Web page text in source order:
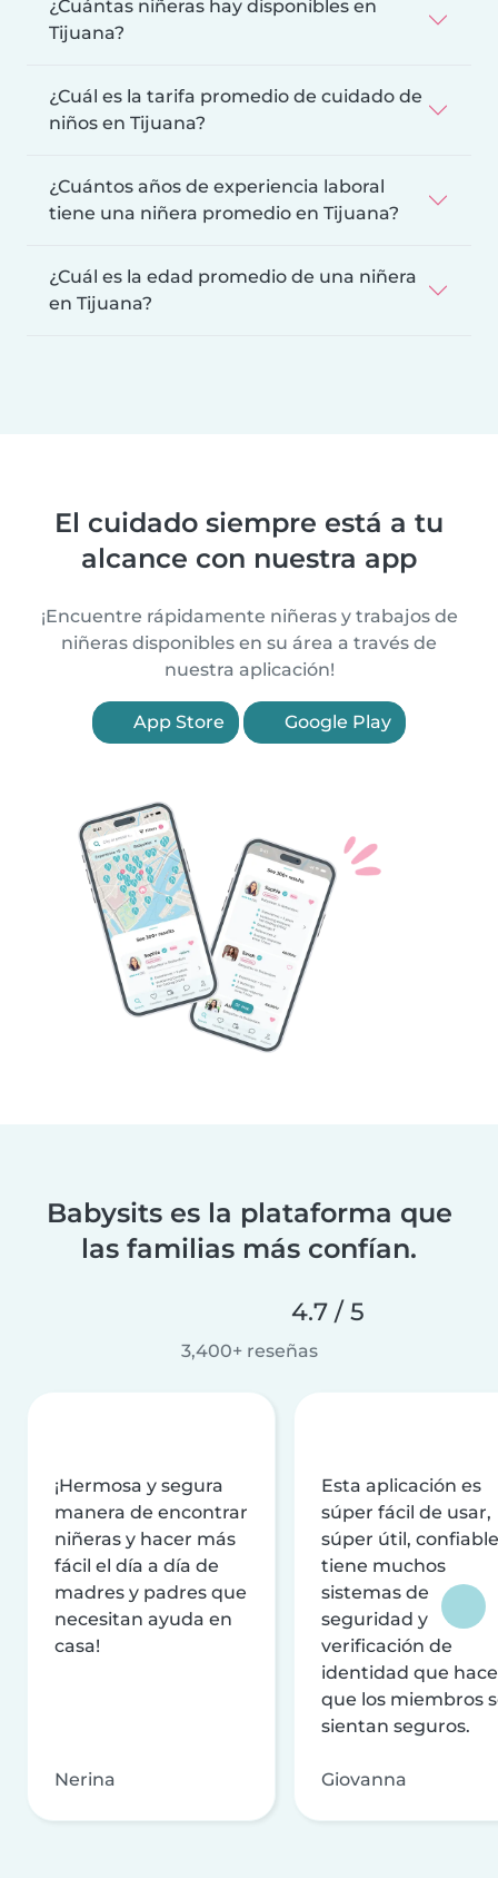
¿Cuántas niñeras hay disponibles en
Tijuana?
¿Cuál es la tarifa promedio de cuidado de
niños en Tijuana?
¿Cuántos años de experiencia laboral
tiene una niñera promedio en Tijuana?
¿Cuál es la edad promedio de una niñera
en Tijuana?
El cuidado siempre está a tu
alcance con nuestra app
¡Encuentre rápidamente niñeras y trabajos de
niñeras disponibles en su área a través de
nuestra aplicación!
App Store Google Play
Babysits es la plataforma que
las familias más confían.
4.7 / 5
3,400+ reseñas
¡Hermosa y segura
manera de encontrar
niñeras y hacer más
fácil el día a día de
madres y padres que
necesitan ayuda en
casa!
Nerina
Esta aplicación es
súper fácil de usar,
súper útil,
tiene muchos
sistemas de
seguridad y
verificación de
identidad que
que los miembros
sientan seguros.
Giovanna